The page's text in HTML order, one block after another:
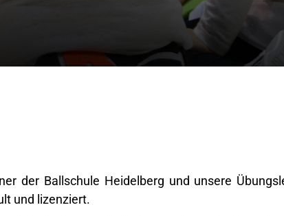
der Ballschule Heidelberg und unsere
und lizenziert.